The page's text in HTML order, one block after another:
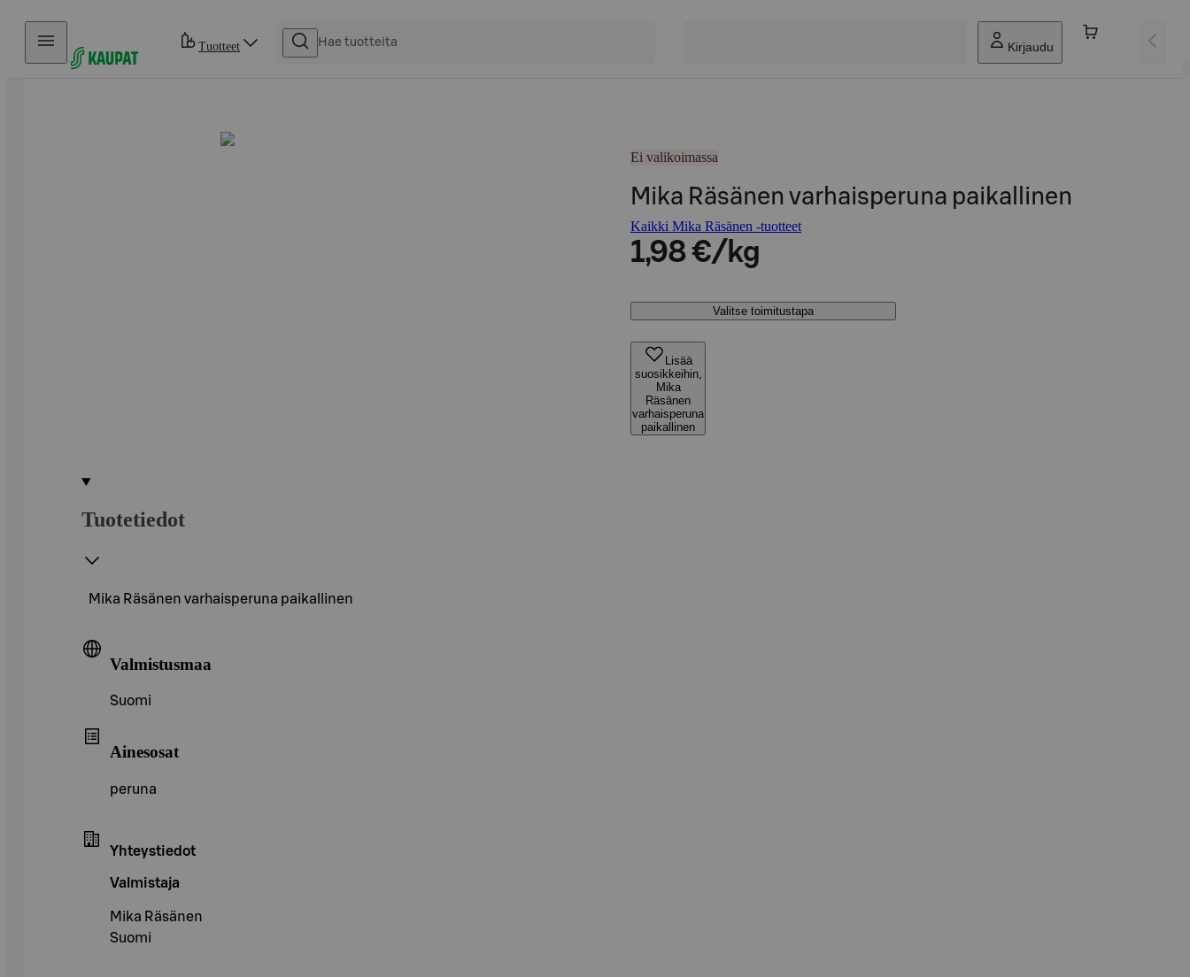
Hyppää sisältöön
Tuotteet Kirjaudu
Ei valikoimassa
Mika Räsänen varhaisperuna paikallinen
Kaikki Mika Räsänen -tuotteet
1,98 €/kg
Valitse toimitustapa
Lisää
suosikkeihin,
Mika
Räsänen
varhaisperuna
paikallinen
Tuotetiedot
Mika Räsänen varhaisperuna paikallinen
Valmistusmaa
Suomi
Ainesosat
peruna
Yhteystiedot
Valmistaja
Mika Räsänen
Suomi